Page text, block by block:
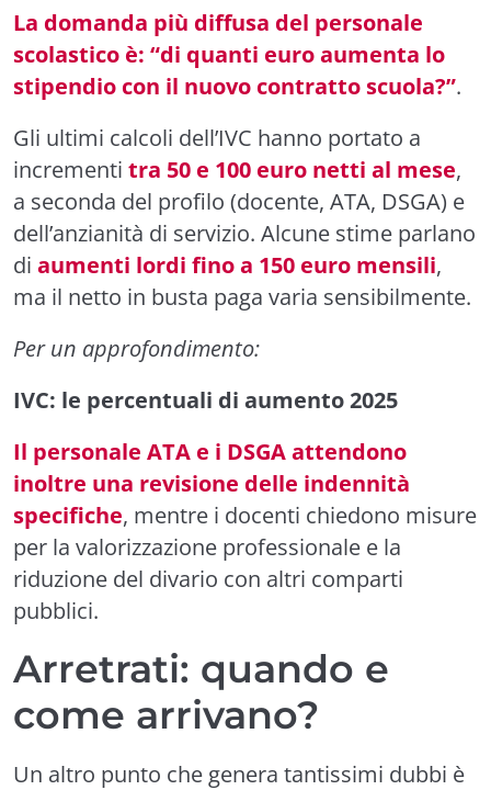
La domanda più diffusa del personale
scolastico è: “di quanti euro aumenta lo
stipendio con il nuovo contratto scuola?”.
Gli ultimi calcoli dell’IVC hanno portato a
incrementi tra 50 e 100 euro netti al mese,
a seconda del profilo (docente, ATA, DSGA) e
dell’anzianità di servizio. Alcune stime parlano
di aumenti lordi fino a 150 euro mensili,
ma il netto in busta paga varia sensibilmente.
Per un approfondimento:
IVC: le percentuali di aumento 2025
Il personale ATA e i DSGA attendono
inoltre una revisione delle indennità
specifiche, mentre i docenti chiedono misure
per la valorizzazione professionale e la
riduzione del divario con altri comparti
pubblici.
Arretrati: quando e
come arrivano?
Un altro punto che genera tantissimi dubbi è